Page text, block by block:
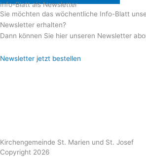
Info-Blatt als Newsletter
Sie möchten das wöchentliche Info-Blatt
Newsletter erhalten?
Dann können Sie hier unseren Newsletter
Newsletter jetzt bestellen
Kirchengemeinde St. Marien und St. Josef
Copyright 2026